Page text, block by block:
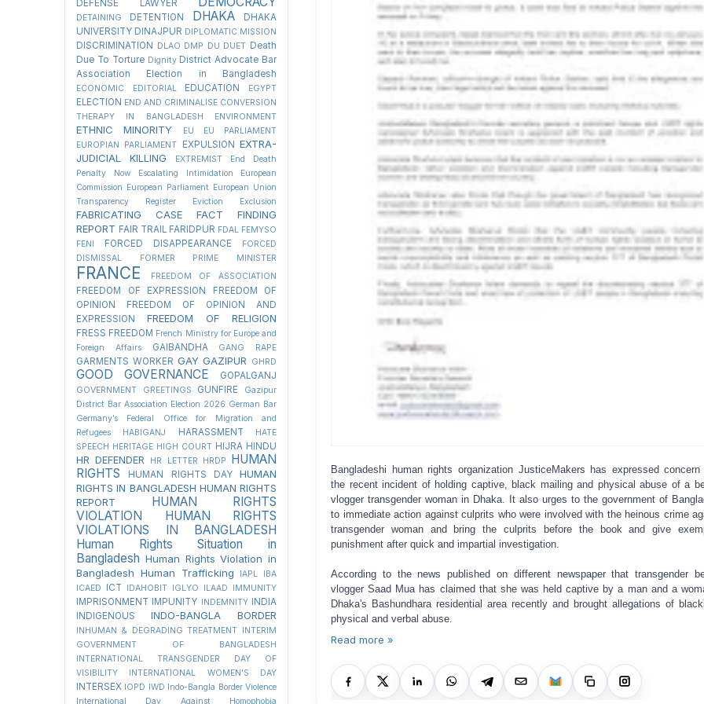
Bangladeshi human rights organization JusticeMakers has expressed concern
the recent incident of holding captive, black mailing and physical abuse of a
vlogger transgender woman in Dhaka. It also urges to the government of
to immediate action against culprits who were involved with the heinous crime
transgender woman and bring the culprits before the book and give
punishment after quick and impartial investigation.
According to the news published on different newspaper that transgender
vlogger Saad Mua has claimed that she was held captive by a man and a
Dhaka's Bashundhara residential area recently and brought allegations of
physical and verbal abuse.
Read more »
DEFENSE LAWYER
DETAINING DETENTION DHAKA
DHAKA
UNIVERSITY DINAJPUR DIPLOMATIC MISSION
DISCRIMINATION DLAO DMP DU DUET Death
Due To Torture Dignity District Advocate Bar
Association Election in Bangladesh
ECONOMIC EDITORIAL EDUCATION EGYPT
ELECTION END AND CRIMINALISE CONVERSION
THERAPY IN BANGLADESH
ENVIRONMENT
ETHNIC MINORITY EU
EU PARLIAMENT
EUROPIAN PARLIAMENT
EXPULSION EXTRA-
JUDICIAL KILLING
EXTREMIST
End Death
Penalty Now
Escalating Intimidation
European
Commission European Parliament European Union
Transparency Register
Eviction Exclusion
FABRICATING CASE
FACT FINDING
REPORT FAIR TRAIL FARIDPUR FDAL FEMYSO
FENI
FORCED DISAPPEARANCE
FORCED
DISMISSAL
FORMER PRIME MINISTER
FRANCE FREEDOM OF ASSOCIATION
FREEDOM OF EXPRESSION
FREEDOM OF
OPINION
FREEDOM OF OPINION AND
EXPRESSION
FREEDOM OF RELIGION
FRESS FREEDOM French Ministry for Europe and
Foreign Affairs
GAIBANDHA GANG RAPE
GARMENTS WORKER GAY GAZIPUR GHRD
GOOD GOVERNANCE GOPALGANJ
GOVERNMENT GREETINGS GUNFIRE
Gazipur
District Bar Association Election 2026 German Bar
Germany’s Federal Office for Migration and
Refugees
HABIGANJ HARASSMENT
HATE
SPEECH HERITAGE HIGH COURT HIJRA HINDU
HR DEFENDER HR LETTER HRDP
HUMAN
RIGHTS
HUMAN RIGHTS DAY
HUMAN
RIGHTS IN BANGLADESH HUMAN RIGHTS
REPORT
HUMAN RIGHTS
VIOLATION
HUMAN RIGHTS
VIOLATIONS IN BANGLADESH
Human Rights Situation in
Bangladesh Human Rights Violation in
Bangladesh Human Trafficking IAPL
IBA
ICAED
ICT IDAHOBIT IGLYO ILAAD IMMUNITY
IMPRISONMENT IMPUNITY INDEMNITY
INDIA
INDIGENOUS
INDO-BANGLA BORDER
INHUMAN & DEGRADING TREATMENT INTERIM
GOVERNMENT OF BANGLADESH
INTERNATIONAL TRANSGENDER DAY OF
VISIBILITY
INTERNATIONAL WOMEN'S DAY
INTERSEX IOPD IWD Indo-Bangla Border Violence
International Day Against Homophobia